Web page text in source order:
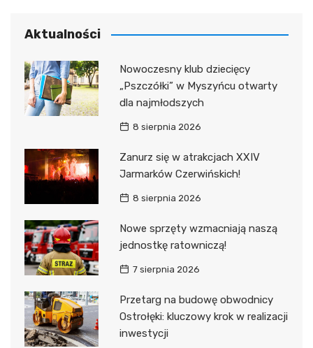
Aktualności
Nowoczesny klub dziecięcy
„Pszczółki” w Myszyńcu otwarty
dla najmłodszych
8 sierpnia 2026
Zanurz się w atrakcjach XXIV
Jarmarków Czerwińskich!
8 sierpnia 2026
Nowe sprzęty wzmacniają naszą
jednostkę ratowniczą!
7 sierpnia 2026
Przetarg na budowę obwodnicy
Ostrołęki: kluczowy krok w realizacji
inwestycji